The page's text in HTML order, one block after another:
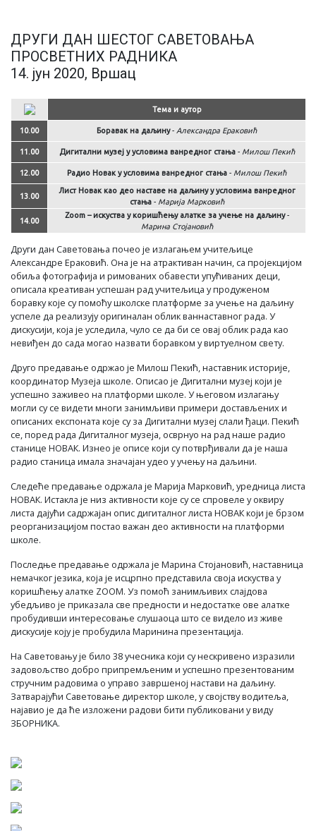
ДРУГИ ДАН ШЕСТОГ САВЕТОВАЊА
ПРОСВЕТНИХ РАДНИКА
14. јун 2020, Вршац
Тема и аутор
10.00 Боравак на даљину- Александра Ераковић
11.00 Дигитални музеј у условима ванредног стања- Милош Пекић
12.00 Радио Новак у условима ванредног стања - Милош Пекић
13.00
Лист Новак као део наставе на даљину у условима ванредног
стања- Марија Марковић
14.00
Zoom – искуства у коришћењу алатке за учење на даљину-
Марина Стојановић
Други дан Саветовања почео је излагањем учитељице
Александре Ераковић. Она је на атрактиван начин, са пројекцијом
обиља фотографија и римованих обавести упућиваних деци,
описала креативан успешан рад учитељица у продуженом
боравку које су помоћу школске платформе за учење на даљину
успеле да реализују оригиналан облик ваннаставног рада. У
дискусији, која је уследила, чуло се да би се овај облик рада као
невиђен до сада могао назвати боравком у виртуелном свету.
Друго предавање одржао је Милош Пекић, наставник историје,
координатор Музеја школе. Описао је Дигитални музеј који је
успешно заживео на платформи школе. У његовом излагању
могли су се видети многи занимљиви примери достављених и
описаних експоната које су за Дигитални музеј слали ђаци. Пекић
се, поред рада Дигиталног музеја, осврнуо на рад наше радио
станице НОВАК. Изнео је описе који су потврђивали да је наша
радио станица имала значајан удео у учењу на даљини.
Следеће предавање одржала је Марија Марковић, уредница листа
НОВАК. Истакла је низ активности које су се спровеле у оквиру
листа дајући садржајан опис дигиталног листа НОВАК који је брзом
реорганизацијом постао важан део активности на платформи
школе.
Последње предавање одржала је Марина Стојановић, наставница
немачког језика, која је исцрпно представила своја искуства у
коришћењу алатке ZOOM. Уз помоћ занимљивих слајдова
убедљиво је приказала све предности и недостатке ове алатке
пробудивши интересовање слушаоца што се видело из живе
дискусије коју је пробудила Маринина презентација.
На Саветовању је било 38 учесника који су нескривено изразили
задовољство добро припремљеним и успешно презентованим
стручним радовима о управо завршеној настави на даљину.
Затварајући Саветовање директор школе, у својству водитеља,
најавио је да ће изложени радови бити публиковани у виду
ЗБОРНИКА.